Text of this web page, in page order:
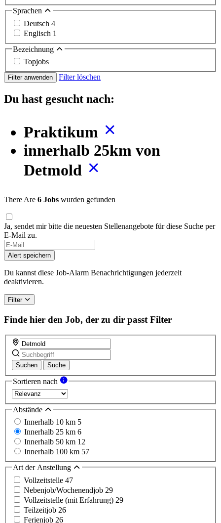
Sprachen
Deutsch 4
Englisch 1
Bezeichnung
Topjobs
Filter anwenden Filter löschen
Du hast gesucht nach:
Praktikum
innerhalb 25km von
Detmold
There Are 6 Jobs wurden gefunden
Ja, sendet mir bitte die neuesten Stellenangebote für diese Suche per
E-Mail zu.
Alert speichern
Du kannst diese Job-Alarm Benachrichtigungen jederzeit
deaktivieren.
Filter
Finde hier den Job, der zu dir passt Filter
Suchen Suche
Sortieren nach
Abstände
Innerhalb 10 km 5
Innerhalb 25 km 6
Innerhalb 50 km 12
Innerhalb 100 km 57
Art der Anstellung
Vollzeitstelle 47
Nebenjob/Wochenendjob 29
Vollzeitstelle (mit Erfahrung) 29
Teilzeitjob 26
Ferienjob 26